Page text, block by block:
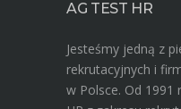
AG TEST HR
Jesteśmy jedną z
rekrutacyjnych i
w Polsce. Od 1991